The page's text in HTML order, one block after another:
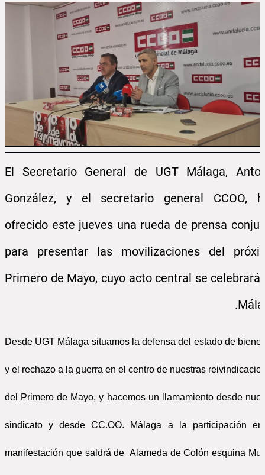
El Secretario General de UGT Málaga,
González, y el secretario general CCOO,
ofrecido este jueves una rueda de prensa
para presentar las movilizaciones del
Primero de Mayo, cuyo acto central se celebrará
Desde UGT Málaga situamos la defensa del estado de
y el rechazo a la guerra en el centro de nuestras
del Primero de Mayo, y hacemos un llamamiento desde
sindicato y desde CC.OO. Málaga a la participación
manifestación que saldrá de Alameda de Colón esquina